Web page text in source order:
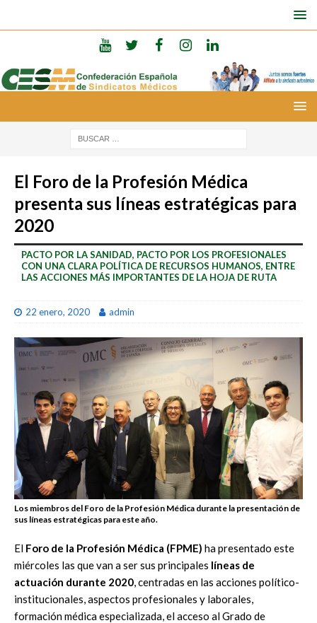
El Foro de la Profesión Médica
presenta sus líneas estratégicas para
2020
PACTO POR LA SANIDAD, PACTO POR LOS PROFESIONALES
CON UNA CLARA POLÍTICA DE RECURSOS HUMANOS, ENTRE
LAS ACCIONES MÁS IMPORTANTES DE LA HOJA DE RUTA
22 enero, 2020 admin
Los miembros del Foro de la Profesión Médica durante la presentación de
sus líneas estratégicas para este año.
El Foro de la Profesión Médica (FPME) ha presentado este
miércoles las que van a ser sus principales líneas de
actuación durante 2020, centradas en las acciones político-
institucionales, aspectos profesionales y laborales,
formación médica especializada, el acceso al Grado de